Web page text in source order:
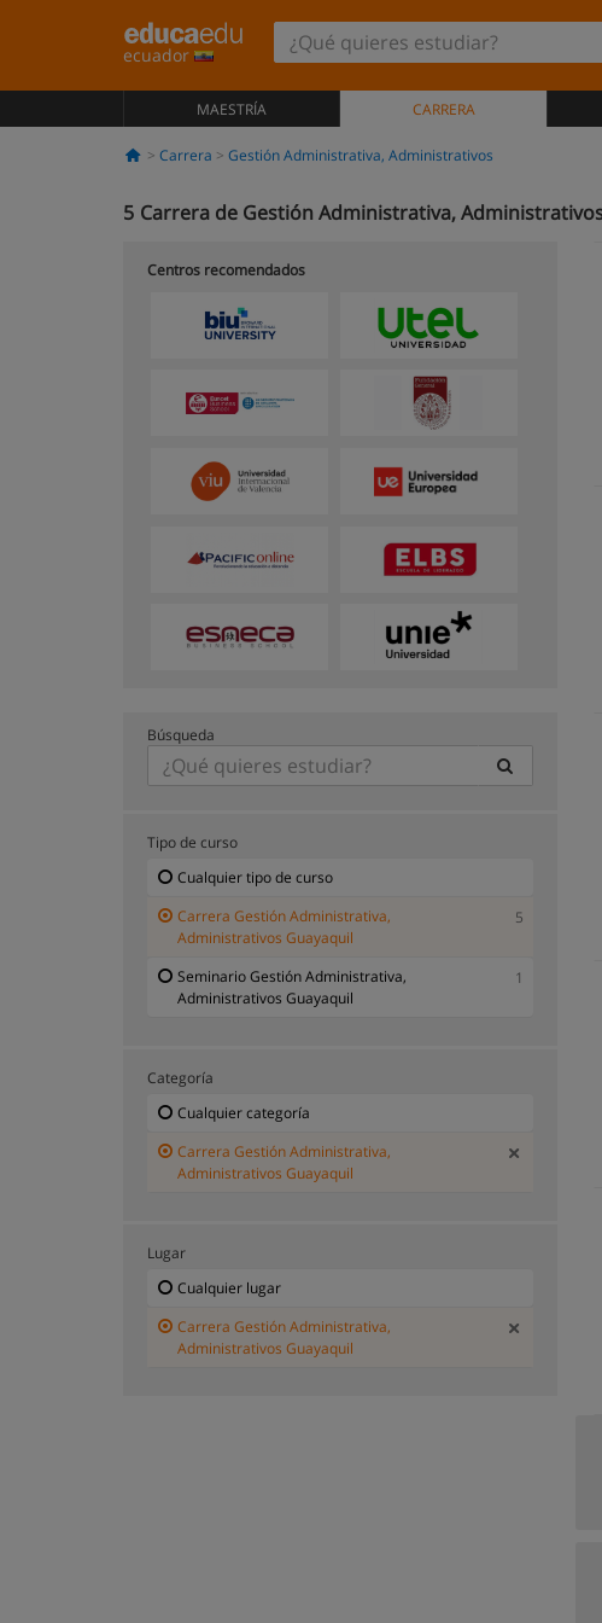
ecuador
MAESTRÍA CARRERA
Carrera Gestión Administrativa, Administrativos
5 Carrera de Gestión Administrativa,
Centros recomendados
Búsqueda
Tipo de curso
Cualquier tipo de curso
Carrera Gestión Administrativa,
Administrativos Guayaquil
5
Seminario Gestión Administrativa,
Administrativos Guayaquil
1
Categoría
Cualquier categoría
Carrera Gestión Administrativa,
Administrativos Guayaquil
Lugar
Cualquier lugar
Carrera Gestión Administrativa,
Administrativos Guayaquil